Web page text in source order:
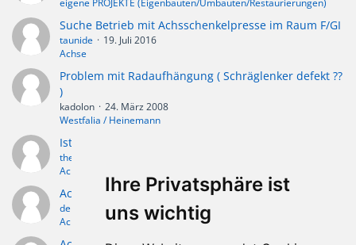
Ihre Privatsphäre ist
uns wichtig
eigene PROJEKTE (Eigenbauten/Umbauten/Restaurierungen)
Suche Betrieb mit Achsschenkelpresse im Raum F/GI
taunide
19. Juli 2016
Achse
Problem mit Radaufhängung ( Schräglenker defekt ??
)
kadolon
24. März 2008
Westfalia / Heinemann
Ist Peitzachse mit Knottachse kombinierbar?
thepotter
Achse
Achse defekt?
derdicke
13. Mai 2012
Achse